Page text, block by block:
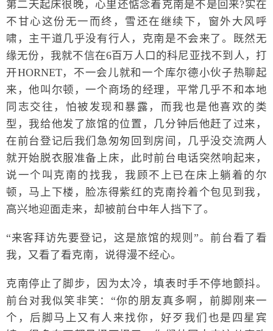
第二天起床很晚，心里还惦念着克南是不是回来?实在
不甘心这份无一而终，雪还在继续下，窗外大风呼
啸，主干道几乎没有行人，克南是不会来了。既然无
缘无份，我就不信在6百万人口的科尼亚找不到人，打
开HORNET，不一会儿就和一个库尔德小伙子热聊起
来，他叫尔顿，一个商场的经理，平常几乎不和本地
同志交往，怕被发现和暴露，而我也是他喜欢的类
型，我给他发了旅馆的位置，几分钟后他赶了过来，
在前台登记后我们急匆匆回到房间，几乎没交流两人
就开始脱衣服准备上床，此时前台电话突然响起来，
说一个叫克南的找我，我顾不上已在床上躺着的尔
顿，马上下楼，脸冻得紫红的克南拎着个包见到我，
高兴地迎面走来，却被前台中年人挡下了。
“来客拜访先要登记，这是旅馆的规则”。前台看了看
我，又看了看克南，说得漫不经心。
克南停止了脚步，因为太冷，填表时手不停地颤抖。
前台对我似笑非笑：“你的朋友真多啊，前脚刚来一
个，后脚马上又有人来找你，好歹我们也是四星宾